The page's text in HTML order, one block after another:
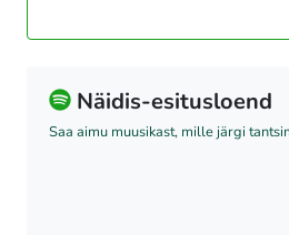
Näidis-esitusloend
Saa aimu muusikast, mille järgi